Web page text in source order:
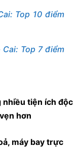
Top 10 điểm
Top 7 điểm
nhiều tiện ích độc
hơn
máy bay trực